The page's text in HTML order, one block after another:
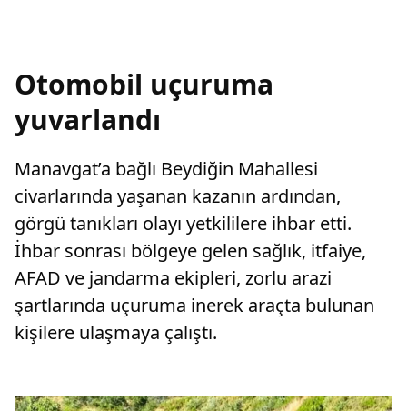
Otomobil uçuruma
yuvarlandı
Manavgat’a bağlı Beydiğin Mahallesi
civarlarında yaşanan kazanın ardından,
görgü tanıkları olayı yetkililere ihbar etti.
İhbar sonrası bölgeye gelen sağlık, itfaiye,
AFAD ve jandarma ekipleri, zorlu arazi
şartlarında uçuruma inerek araçta bulunan
kişilere ulaşmaya çalıştı.